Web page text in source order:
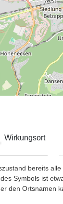
Wirkungsort
bereits
Symbols ist
den Ortsnamen